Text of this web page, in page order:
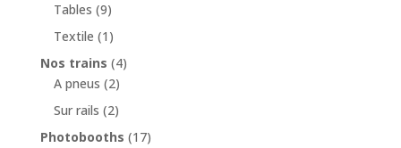
Tables (9)
Textile (1)
Nos trains (4)
A pneus (2)
Sur rails (2)
Photobooths (17)